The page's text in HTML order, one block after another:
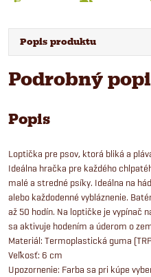
Popis produktu
Podrobný
Popis
Loptička pre psov, ktorá bliká a
Ideálna hračka pre každého
malé a stredné psíky. Ideálna na
alebo každodenné vybláznenie.
až 50 hodín. Na loptičke je vypínač
sa aktivuje hodením a úderom o
Materiál: Termoplastická guma
Veľkosť: 6 cm
Upozornenie: Farba sa pri kúpe